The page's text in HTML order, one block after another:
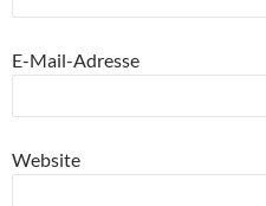
E-Mail-Adresse
Website